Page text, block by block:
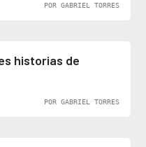
POR GABRIEL TORRES
historias de
POR GABRIEL TORRES